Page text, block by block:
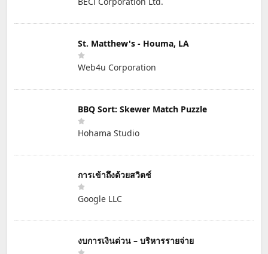
St. Matthew's - Houma, LA
Web4u Corporation
BBQ Sort: Skewer Match Puzzle
Hohama Studio
การเข้าถึงด้วยสวิตช์
Google LLC
งบการเงินด่วน – บริหารรายจ่าย